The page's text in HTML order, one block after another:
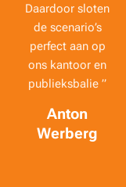
Daardoor sloten
de scenario’s
perfect aan op
ons kantoor en
publieksbalie ”
Anton
Werberg